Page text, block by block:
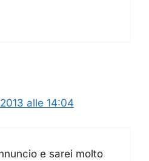
alle 14:04
e sarei molto